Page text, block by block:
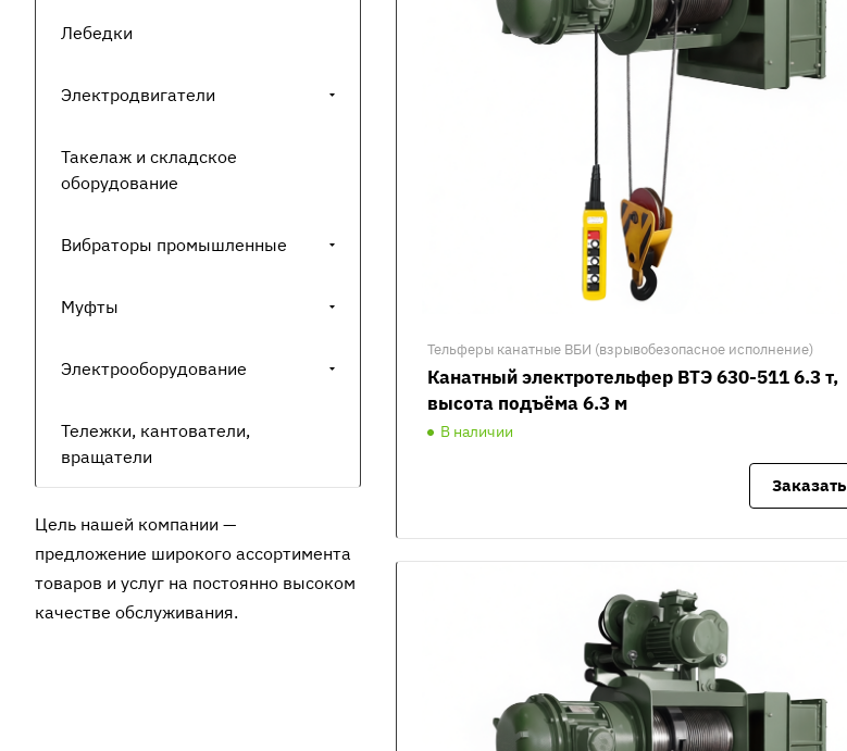
Тельферы канатные ВБИ (взрывобезопасное исполнение)
Канатный электротельфер ВТЭ 630-511 6.3 т,
высота подъёма 6.3 м
В наличии
Заказать
Лебедки
Электродвигатели
Такелаж и складское
оборудование
Вибраторы промышленные
Муфты
Электрооборудование
Тележки, кантователи,
вращатели
Цель нашей компании —
предложение широкого ассортимента
товаров и услуг на постоянно высоком
качестве обслуживания.